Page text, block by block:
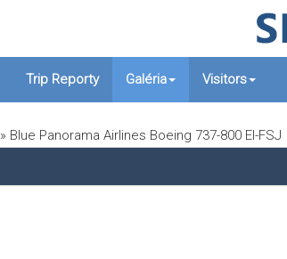
Trip Reporty Galéria Visitors
» Blue Panorama Airlines Boeing 737-800 EI-FSJ